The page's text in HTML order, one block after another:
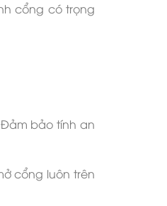
cổng có trọng
bảo tính an
cổng luôn trên